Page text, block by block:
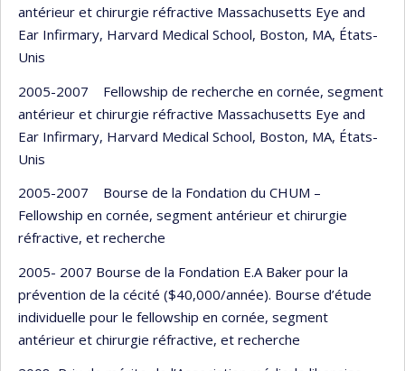
antérieur et chirurgie réfractive Massachusetts Eye and
Ear Infirmary, Harvard Medical School, Boston, MA, États-
Unis
2005-2007 Fellowship de recherche en cornée, segment
antérieur et chirurgie réfractive Massachusetts Eye and
Ear Infirmary, Harvard Medical School, Boston, MA, États-
Unis
2005-2007 Bourse de la Fondation du CHUM –
Fellowship en cornée, segment antérieur et chirurgie
réfractive, et recherche
2005- 2007 Bourse de la Fondation E.A Baker pour la
prévention de la cécité ($40,000/année). Bourse d’étude
individuelle pour le fellowship en cornée, segment
antérieur et chirurgie réfractive, et recherche